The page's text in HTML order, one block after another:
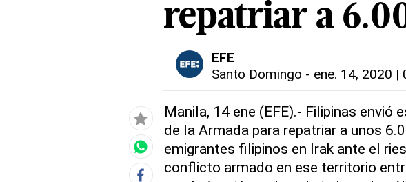
repatriar a
EFE
Santo Domingo - ene. 14, 2020 |
Manila, 14 ene (EFE).- Filipinas envió
de la Armada para repatriar a unos
emigrantes filipinos en Irak ante el
conflicto armado en ese territorio